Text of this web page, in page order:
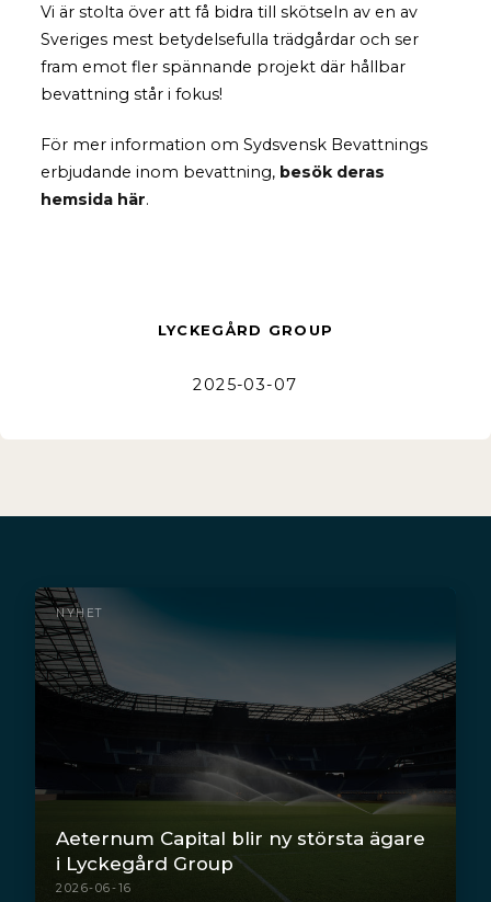
Vi är stolta över att få bidra till skötseln av en av
Sveriges mest betydelsefulla trädgårdar och ser
fram emot fler spännande projekt där hållbar
bevattning står i fokus!
För mer information om Sydsvensk Bevattnings
erbjudande inom bevattning, besök deras
hemsida här.
LYCKEGÅRD GROUP
2025-03-07
NYHET
Aeternum Capital blir ny största ägare
i Lyckegård Group
2026-06-16